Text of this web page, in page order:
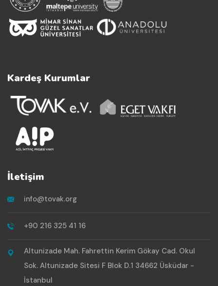
Kardeş Kurumlar
İletişim
info@tovak.org
+90 216 325 41 16
Altunizade Mah. Fahrettin Kerim Gökay Cad. Okul
Sok. Altunizade Sitesi F Blok D.1 34662 Üsküdar -
İstanbul